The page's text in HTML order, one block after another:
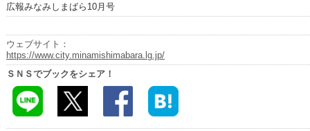
広報みなみしまばら10月号
ウェブサイト：
https://www.city.minamishimabara.lg.jp/
ＳＮＳでブックをシェア！
長崎と天草地方の潜伏キリシタン
大学・専門学校ナビ
小・中学校ナビ